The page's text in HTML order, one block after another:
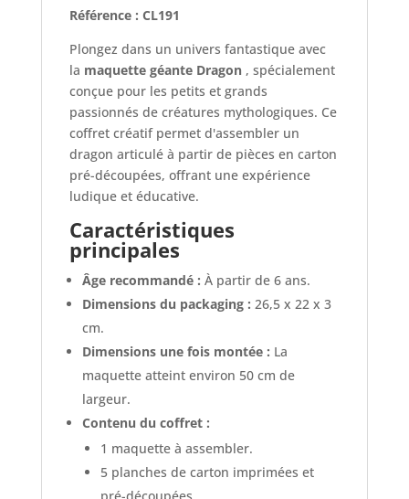
Référence : CL191
Plongez dans un univers fantastique avec
la maquette géante Dragon, spécialement
conçue pour les petits et grands
passionnés de créatures mythologiques. Ce
coffret créatif permet d'assembler un
dragon articulé à partir de pièces en carton
pré-découpées, offrant une expérience
ludique et éducative.
Caractéristiques
principales
Âge recommandé : À partir de 6 ans.
Dimensions du packaging : 26,5 x 22 x 3
cm.
Dimensions une fois montée : La
maquette atteint environ 50 cm de
largeur.
Contenu du coffret :
1 maquette à assembler.
5 planches de carton imprimées et